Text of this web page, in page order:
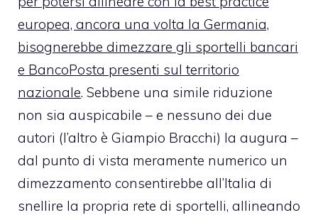
europea, ancora una volta la Germania,
bisognerebbe dimezzare gli sportelli bancari
e BancoPosta presenti sul territorio
nazionale. Sebbene una simile riduzione
non sia auspicabile – e nessuno dei due
autori (l’altro è Giampio Bracchi) la augura –
dal punto di vista meramente numerico un
dimezzamento consentirebbe all’Italia di
snellire la propria rete di sportelli, allineando